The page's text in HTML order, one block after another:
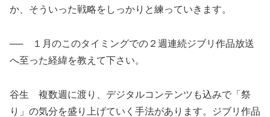
か、そういった戦略をしっかりと練っていきます。
── １月のこのタイミングでの２週連続ジブリ作品放送
へ至った経緯を教えて下さい。
谷生 複数週に渡り、デジタルコンテンツも込みで「祭
り」の気分を盛り上げていく手法があります。ジブリ作品